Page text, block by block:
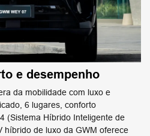
e desempenho
da mobilidade com luxo e
6 lugares, conforto
(Sistema Híbrido Inteligente de
híbrido de luxo da ​GWM oferece